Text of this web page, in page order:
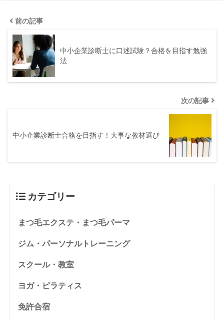
前の記事
中小企業診断士に口述試験？合格を目指す勉強
法
次の記事
中小企業診断士合格を目指す！大事な教材選び
カテゴリー
まつ毛エクステ・まつ毛パーマ
ジム・パーソナルトレーニング
スクール・教室
ヨガ・ピラティス
免許合宿